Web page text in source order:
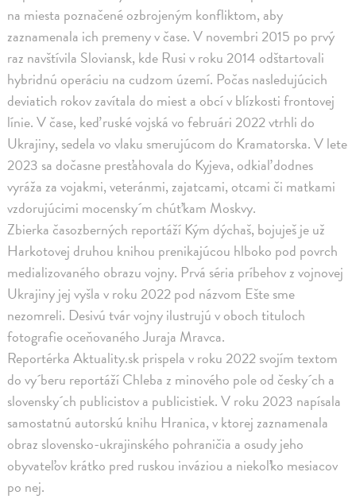
na miesta poznačené ozbrojeným konfliktom, aby
zaznamenala ich premeny v čase. V novembri 2015 po prvý
raz navštívila Sloviansk, kde Rusi v roku 2014 odštartovali
hybridnú operáciu na cudzom území. Počas nasledujúcich
deviatich rokov zavítala do miest a obcí v blízkosti frontovej
línie. V čase, keď ruské vojská vo februári 2022 vtrhli do
Ukrajiny, sedela vo vlaku smerujúcom do Kramatorska. V lete
2023 sa dočasne presťahovala do Kyjeva, odkiaľ dodnes
vyráža za vojakmi, veteránmi, zajatcami, otcami či matkami
vzdorujúcimi mocensky´m chúťkam Moskvy.
Zbierka časozberných reportáží Kým dýchaš, bojuješ je už
Harkotovej druhou knihou prenikajúcou hlboko pod povrch
medializovaného obrazu vojny. Prvá séria príbehov z vojnovej
Ukrajiny jej vyšla v roku 2022 pod názvom Ešte sme
nezomreli. Desivú tvár vojny ilustrujú v oboch tituloch
fotografie oceňovaného Juraja Mravca.
Reportérka Aktuality.sk prispela v roku 2022 svojím textom
do vy´beru reportáží Chleba z minového pole od česky´ch a
slovensky´ch publicistov a publicistiek. V roku 2023 napísala
samostatnú autorskú knihu Hranica, v ktorej zaznamenala
obraz slovensko-ukrajinského pohraničia a osudy jeho
obyvateľov krátko pred ruskou inváziou a niekoľko mesiacov
po nej.